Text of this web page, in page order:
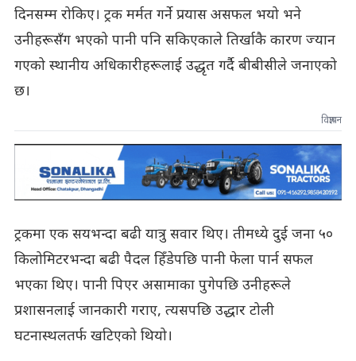
दिनसम्म रोकिए। ट्रक मर्मत गर्ने प्रयास असफल भयो भने
उनीहरूसँग भएको पानी पनि सकिएकाले तिर्खाकै कारण ज्यान
गएको स्थानीय अधिकारीहरूलाई उद्धृत गर्दै बीबीसीले जनाएको
छ।
विज्ञापन
ट्रकमा एक सयभन्दा बढी यात्रु सवार थिए। तीमध्ये दुई जना ५०
किलोमिटरभन्दा बढी पैदल हिँडेपछि पानी फेला पार्न सफल
भएका थिए। पानी पिएर असामाका पुगेपछि उनीहरूले
प्रशासनलाई जानकारी गराए, त्यसपछि उद्धार टोली
घटनास्थलतर्फ खटिएको थियो।